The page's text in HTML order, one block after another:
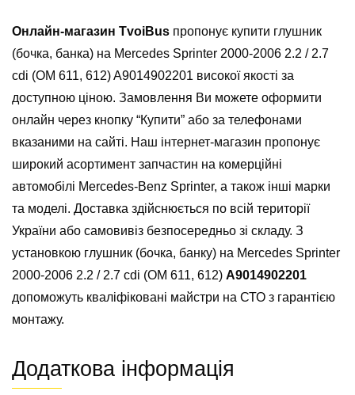
Онлайн-магазин TvoiBus пропонує купити глушник
(бочка, банка) на Mercedes Sprinter 2000-2006 2.2 / 2.7
cdi (ОМ 611, 612) A9014902201 високої якості за
доступною ціною. Замовлення Ви можете оформити
онлайн через кнопку “Купити” або за телефонами
вказаними на сайті. Наш інтернет-магазин пропонує
широкий асортимент запчастин на комерційні
автомобілі Mercedes-Benz Sprinter, а також інші марки
та моделі. Доставка здійснюється по всій території
України або самовивіз безпосередньо зі складу. З
установкою глушник (бочка, банку) на Mercedes Sprinter
2000-2006 2.2 / 2.7 cdi (ОМ 611, 612) A9014902201
допоможуть кваліфіковані майстри на СТО з гарантією
монтажу.
Додаткова інформація